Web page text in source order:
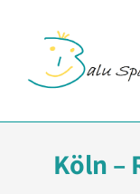
Köln –